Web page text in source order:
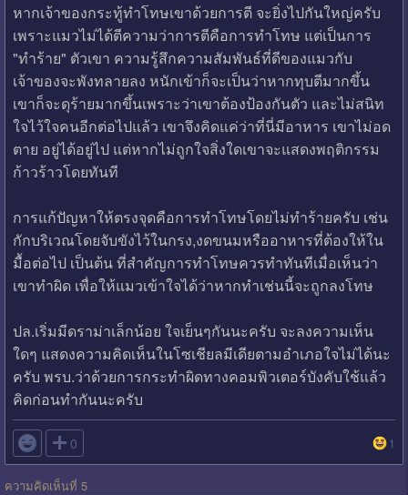
หากเจ้าของกระทู้ทำโทษเขาด้วยการตี จะยิ่งไปกันใหญ่ครับ
เพราะแมวไม่ได้ตีความว่าการตีคือการทำโทษ แต่เป็นการ
"ทำร้าย" ตัวเขา ความรู้สึกความสัมพันธ์ที่ดีของแมวกับ
เจ้าของจะพังทลายลง หนักเข้าก็จะเป็นว่าหากทุบตีมากขึ้น
เขาก็จะดุร้ายมากขึ้นเพราะว่าเขาต้องป้องกันตัว และไม่สนิท
ใจไว้ใจคนอีกต่อไปแล้ว เขาจึงคิดแค่ว่าที่นี่มีอาหาร เขาไม่อด
ตาย อยู่ได้อยู่ไป แต่หากไม่ถูกใจสิ่งใดเขาจะแสดงพฤติกรรม
ก้าวร้าวโดยทันที
การแก้ปัญหาให้ตรงจุดคือการทำโทษโดยไม่ทำร้ายครับ เช่น
กักบริเวณโดยจับขังไว้ในกรง,งดขนมหรืออาหารที่ต้องให้ใน
มื้อต่อไป เป็นต้น ที่สำคัญการทำโทษควรทำทันทีเมื่อเห็นว่า
เขาทำผิด เพื่อให้แมวเข้าใจได้ว่าหากทำเช่นนี้จะถูกลงโทษ
ปล.เริ่มมีดราม่าเล็กน้อย ใจเย็นๆกันนะครับ จะลงความเห็น
ใดๆ แสดงความคิดเห็นในโซเชียลมีเดียตามอำเภอใจไม่ได้นะ
ครับ พรบ.ว่าด้วยการกระทำผิดทางคอมพิวเตอร์บังคับใช้แล้ว
คิดก่อนทำกันนะครับ
 0 1
ความคิดเห็นที่ 5